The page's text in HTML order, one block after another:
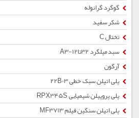
گوگرد گرانوله
شکر سفید
تختال C
سبد میلگرد 32تا12-A3
آرگون
پلی اتیلن سبک خطی 22B03
پلی پروپیلن شیمیایی RPX345S
پلی اتیلن سنگین فیلم MF3713